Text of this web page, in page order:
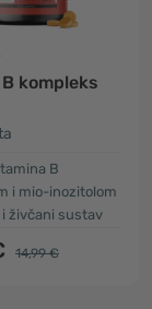
kompleks
B
i mio-inozitolom
živčani sustav
14,99 €